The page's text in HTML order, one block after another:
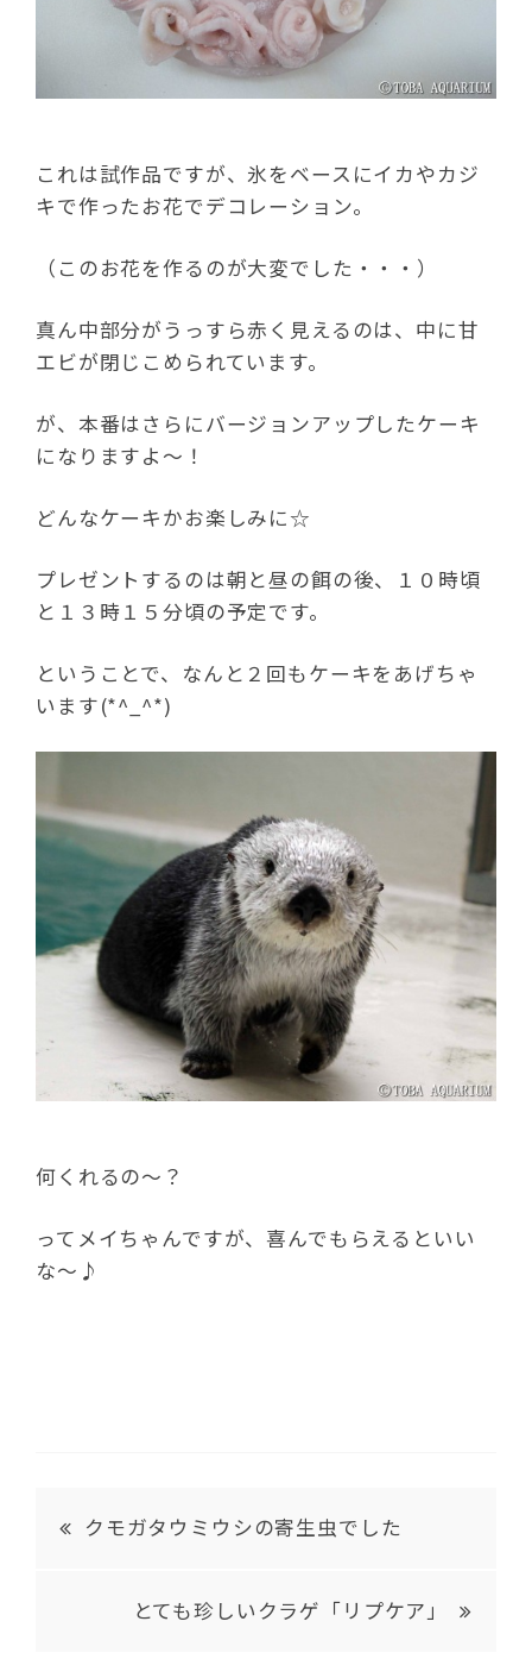
これは試作品ですが、氷をベースにイカやカジ
キで作ったお花でデコレーション。
（このお花を作るのが大変でした・・・）
真ん中部分がうっすら赤く見えるのは、中に甘
エビが閉じこめられています。
が、本番はさらにバージョンアップしたケーキ
になりますよ～！
どんなケーキかお楽しみに☆
プレゼントするのは朝と昼の餌の後、１０時頃
と１３時１５分頃の予定です。
ということで、なんと２回もケーキをあげちゃ
います(*^_^*)
何くれるの～？
ってメイちゃんですが、喜んでもらえるといい
な～♪
クモガタウミウシの寄生虫でした
とても珍しいクラゲ「リプケア」